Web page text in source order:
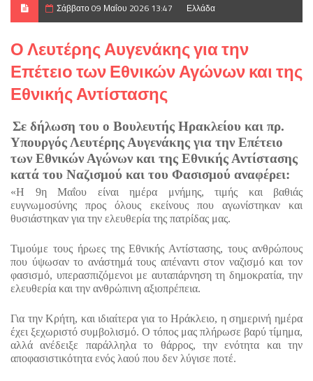
Σάββατο 09 Μαΐου 2026 13:47 Ελλάδα
Ο Λευτέρης Αυγενάκης για την
Επέτειο των Εθνικών Αγώνων και της
Εθνικής Αντίστασης
Σε δήλωση του ο Βουλευτής Ηρακλείου και πρ.
Υπουργός Λευτέρης Αυγενάκης για την Επέτειο
των Εθνικών Αγώνων και της Εθνικής Αντίστασης
κατά του Ναζισμού και του Φασισμού αναφέρει:
«Η 9η Μαΐου είναι ημέρα μνήμης, τιμής και βαθιάς
ευγνωμοσύνης προς όλους εκείνους που αγωνίστηκαν και
θυσιάστηκαν για την ελευθερία της πατρίδας μας.
Τιμούμε τους ήρωες της Εθνικής Αντίστασης, τους ανθρώπους
που ύψωσαν το ανάστημά τους απέναντι στον ναζισμό και τον
φασισμό, υπερασπιζόμενοι με αυταπάρνηση τη δημοκρατία, την
ελευθερία και την ανθρώπινη αξιοπρέπεια.
Για την Κρήτη, και ιδιαίτερα για το Ηράκλειο, η σημερινή ημέρα
έχει ξεχωριστό συμβολισμό. Ο τόπος μας πλήρωσε βαρύ τίμημα,
αλλά ανέδειξε παράλληλα το θάρρος, την ενότητα και την
αποφασιστικότητα ενός λαού που δεν λύγισε ποτέ.